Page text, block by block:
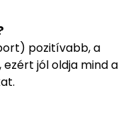
pozitívabb, a
jól oldja mind a